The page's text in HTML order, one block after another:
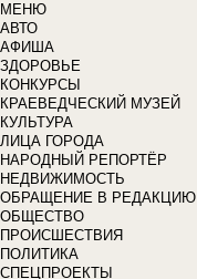
МЕНЮ
АВТО
АФИША
ЗДОРОВЬЕ
КОНКУРСЫ
КРАЕВЕДЧЕСКИЙ МУЗЕЙ
КУЛЬТУРА
ЛИЦА ГОРОДА
НАРОДНЫЙ РЕПОРТЁР
НЕДВИЖИМОСТЬ
ОБРАЩЕНИЕ В РЕДАКЦИЮ
ОБЩЕСТВО
ПРОИСШЕСТВИЯ
ПОЛИТИКА
СПЕЦПРОЕКТЫ